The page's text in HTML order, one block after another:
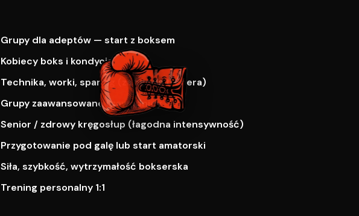
Grupy dla adeptów — start z boksem
Kobiecy boks i kondycja
Technika, worki, sparing (za zgodą trenera)
Grupy zaawansowane i zawodnicy
Senior / zdrowy kręgosłup (łagodna intensywność)
Przygotowanie pod galę lub start amatorski
Siła, szybkość, wytrzymałość bokserska
Trening personalny 1:1